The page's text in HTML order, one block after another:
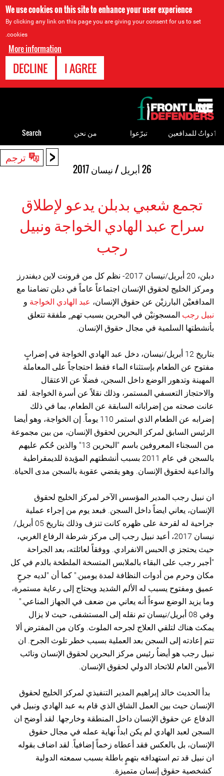
We use cookies on this site to enhance your user experience
By clicking any link on this page you are giving your consent for us to set
cookies.
More information
I AGREE
DECLINE
< ترجم
26 أبريل / نيسان 2017
تجمع شعبي بدبلن يدعو لإطلاق
سراح عبد الهادي الخواجة ونبيل
رجب
دبلن، 20 أبريل/نيسان 2017- نظم كل من فرونت لاين ديفندرز
ومركز الخليج لحقوق الإنسان اجتماعاً عاماً في دبلن تضامنا مع
المدافعيْن البارزيْن عن حقوق الإنسان، عبد الهادي الخواجة و
نبيل رجب المسجونيْن في البحرين بسبب تهم ٍ ملفقة تتعلق
بأنشطتها السلمية في مجال حقوق الإنسان.
بتاريخ 12 أبريل/نيسان، دخل عبد الهادي الخواجة في إضرابٍ
مفتوح عن الطعام بإستثناء الماء فقط احتجاجاً على المعاملة
المهينة وتدهور الوضع داخل السجن، فضلًا عن الاعتقال
والاحتجاز التعسفي المستمر، وذلك نقلاً عن أسرة الخواجة. لقد
عانت صحته من إضراباته السابقة عن الطعام، بما في ذلك
إضرابه عن الطعام الذي استمر 110 يوماً. إن الخواجة، وهو أيضا
الرئيس السابق لمركز البحرين لحقوق الإنسان، من بين مجموعة
من السجناء المعروفين باسم "البحرين 13" والذين حٌكم عليهم
بالسجن في عام 2011 بسبب أنشطتهم المؤيدة للديمقراطية
والداعية لحقوق الإنسان. وهو يقضي عقوبة بالسجن مدى الحياة.
ان نبيل رجب المدير المؤسس الآخر لمركز الخليج لحقوق
الإنسان، يعاني ايضاً داخل السجن. فبعد يوم من إجراء عملية
جراحية له لقرحة على ظهره كانت تنزف وذلك بتاريخ 05 أبريل/
نيسان 2017، أعيد نبيل رجب إلى مركز شرطة الرفاع الغربي،
حيث يحتجز ي الحبس الانفرادي. ووفقاً لعائلته، بعد الجراحة
"أجبر رجب على البقاء بالملابس المتسخة الملطخة بالدم في كل
مكان وحرم من أدوات النظافة لمدة يومين." كما أن "لديه جرحٍ
عميق ومفتوح يسبب له الألم الشديد ويحتاج إلى رعاية مستمرة،
وما يزيد الوضع سوءاً أنه يعاني من ضعف في الجهاز المناعي."
وفي 08 أبريل/نيسان تم نقله إلى المستشفى، حيث لا يزال
يمكث هناك لتلقي العلاج لجرحه الملوث. وكان من المفترض ألا
تتم إعادته إلى السجن بعد العملية بسبب خطر تلوث الجرح. ان
نبيل رجب هو أيضاُ رئيس مركز البحرين لحقوق الإنسان ونائب
الأمين العام للاتحاد الدولي لحقوق الإنسان.
بدأ الحديث خالد إبراهيم المدير التنفيذي لمركز الخليج لحقوق
الإنسان حيث بين العمل الشاق الذي قام به عبد الهادي ونبيل في
الدفاع عن حقوق الإنسان داخل المنطقة وخارجها. لقد أوضح ان
السجن لعبد الهادي لم يكن ابداً نهاية عمله في مجال حقوق
الإنسان، بل بالعكس فقد أعطاه زخماً إضافياً. لقد اضاف بقوله
ان نبيل قد تم استهدافه بتهمٍ باطلة بسبب سمعته الدولية
كشخصية حقوق إنسان متميزة.
to
top
ٲدواتٌ للمدافعين تبرّعوا من نحن Search